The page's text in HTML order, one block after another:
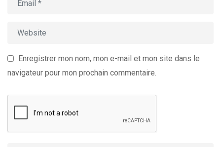
Enregistrer mon nom, mon e-mail et mon site dans le
navigateur pour mon prochain commentaire.